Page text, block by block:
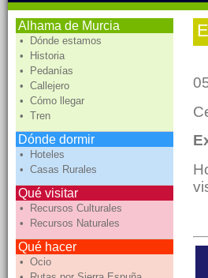
Alhama de Murcia
• Dónde estamos
• Historia
• Pedanías
• Callejero
• Cómo llegar
• Tren
Dónde dormir
• Hoteles
• Casas Rurales
Qué visitar
• Recursos Culturales
• Recursos Naturales
Qué hacer
• Ocio